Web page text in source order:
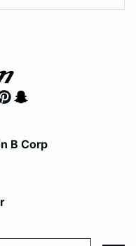
B Corp